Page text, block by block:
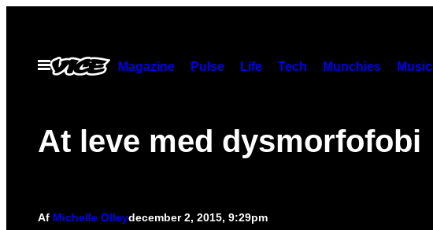
indhold
Åbn
Menu
Magazine Pulse Life Tech Munchies Music
At leve med dysmorfofobi
Af Michelle Olleydecember 2, 2015, 9:29pm